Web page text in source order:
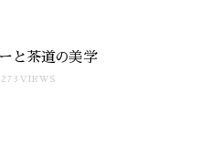
と茶道の美学
273 VIEWS